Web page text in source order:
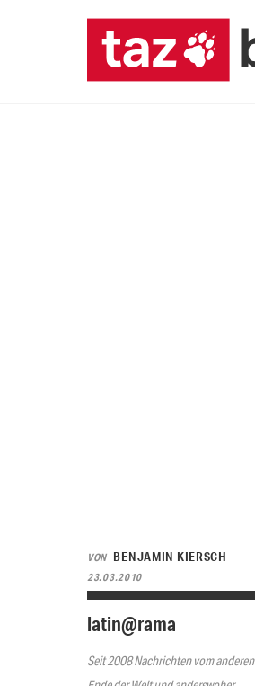
VON BENJAMIN KIERSCH
23.03.2010
latin@rama
Seit 2008 Nachrichten vom anderen